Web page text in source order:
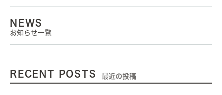
NEWS
お知らせ一覧
RECENT POSTS 最近の投稿